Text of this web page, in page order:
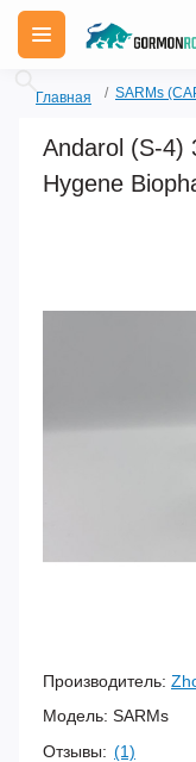
Главная SARMs
Andarol (S-4)
Hygene
Производитель:
Модель: SARMs
Отзывы: (1)